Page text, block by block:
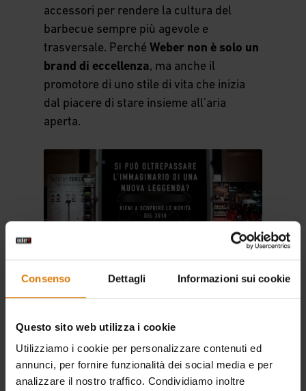
Consenso Dettagli Informazioni sui cookie
Questo sito web utilizza i cookie
Utilizziamo i cookie per personalizzare contenuti ed
annunci, per fornire funzionalità dei social media e per
analizzare il nostro traffico. Condividiamo inoltre
accessori per rendere la cultura del
barbecue sempre più agevole e
trasversale. Perché Weber non è solo un
brand di eccellenza, ma anche il
promotore di uno stile di vita che inizia
dal piacere di stare insieme all’aria
aperta.
Ecco alcuni buoni motivi per
venire a trovarci: